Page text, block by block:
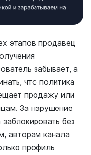
этапов продавец
забывает, а
что политика
продажу или
За нарушение
без
авторам канала
профиль